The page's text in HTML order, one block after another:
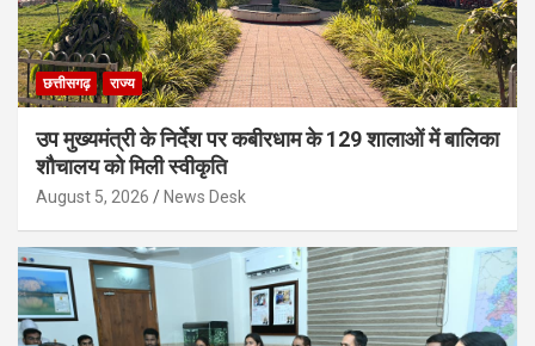
छत्तीसगढ़ राज्य
उप मुख्यमंत्री के निर्देश पर कबीरधाम के 129 शालाओं में बालिका
शौचालय को मिली स्वीकृति
August 5, 2026 News Desk